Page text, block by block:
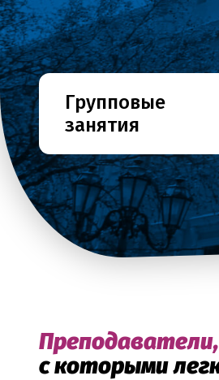
Групповые
занятия
Преподаватели,
с которыми